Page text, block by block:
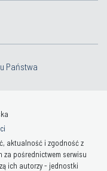
Państwa
aktualność i zgodność z
za pośrednictwem serwisu
ich autorzy - jednostki